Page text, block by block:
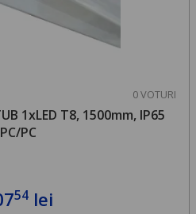
0 VOTURI
1xLED T8, 1500mm, IP65
PC/PC
54 lei